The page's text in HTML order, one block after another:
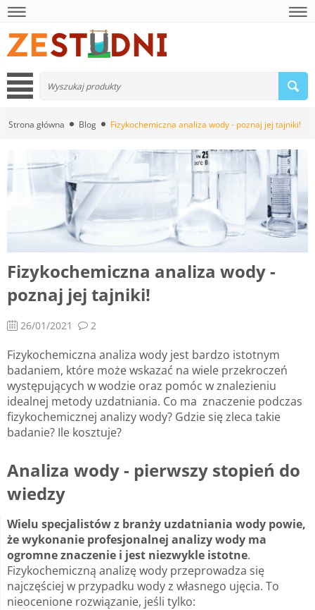
Strona główna Blog Fizykochemiczna analiza wody - poznaj jej tajniki!
Fizykochemiczna analiza wody -
poznaj jej tajniki!
26/01/2021 2
Fizykochemiczna analiza wody jest bardzo istotnym
badaniem, które może wskazać na wiele przekroczeń
występujących w wodzie oraz pomóc w znalezieniu
idealnej metody uzdatniania. Co ma znaczenie podczas
fizykochemicznej analizy wody? Gdzie się zleca takie
badanie? Ile kosztuje?
Analiza wody - pierwszy stopień do
wiedzy
Wielu specjalistów z branży uzdatniania wody powie,
że wykonanie profesjonalnej analizy wody ma
ogromne znaczenie i jest niezwykle istotne.
Fizykochemiczną analizę wody przeprowadza się
najczęściej w przypadku wody z własnego ujęcia. To
nieocenione rozwiązanie, jeśli tylko: